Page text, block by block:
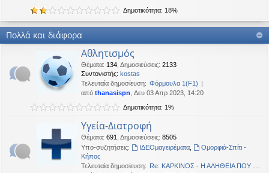
OTTOέγραψε:↑
Καλησπερα
OTTO•Δευ 19 Ιαν 2026, 16:53
Καλησπερα
neodikos•Κυρ 18 Ιαν 2026, 01:49
Καλημέρα σε όλους
OTTO•Πέμ 08 Ιαν 2026, 01:33
Χρόνια πολλά, καλή χρονια με δικαιοσύνη στα παντα.
Δημοτικότητα: 18%
Πολλά και διάφορα
Αθλητισμός
Θέματα: 134 Δημοσιεύσεις: 2133
Συντονιστής: kostas
Τελευταία δημοσίευση: Φόρμουλα 1(F1)
από thanasispn , Δευ 03 Απρ 2023, 14:20
Δημοτικότητα: 1%
Υγεία-Διατροφή
Θέματα: 691 Δημοσιεύσεις: 8505
Υπο-συζητήσεις:
ΙΔΕΟμαγειρέματα,
Ομορφιά-Σπίτι -
Κήπος
Τελευταία δημοσίευση: Re: ΚΑΡΚΙΝΟΣ - Η ΑΛΗΘΕΙΑ ΠΟΥ …